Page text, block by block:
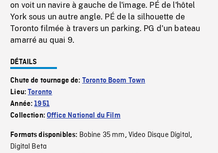
on voit un navire à gauche de l'image. PÉ de l'hôtel
York sous un autre angle. PÉ de la silhouette de
Toronto filmée à travers un parking. PG d'un bateau
amarré au quai 9.
DÉTAILS
Chute de tournage de: Toronto Boom Town
Lieu:Toronto
Année:1951
Collection:Office National du Film
Formats disponibles: Bobine 35 mm, Video Disque Digital,
Digital Beta